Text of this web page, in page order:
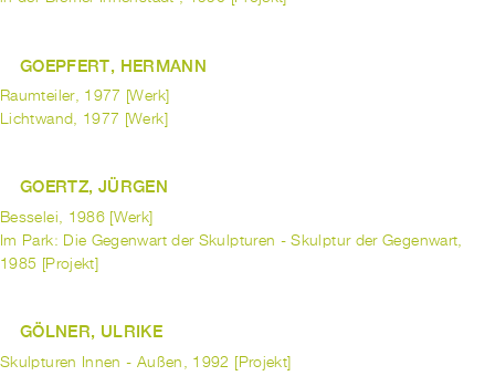
GOEPFERT, HERMANN
Raumteiler, 1977 [Werk]
Lichtwand, 1977 [Werk]
GOERTZ, JÜRGEN
Besselei, 1986 [Werk]
Im Park: Die Gegenwart der Skulpturen - Skulptur der Gegenwart,
1985 [Projekt]
GÖLNER, ULRIKE
Skulpturen Innen - Außen, 1992 [Projekt]